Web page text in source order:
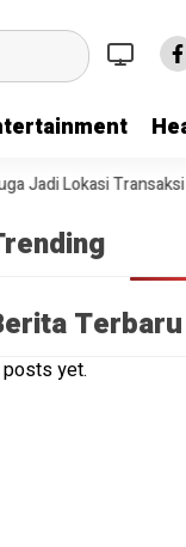
Lokasi Transaksi
Terbaru
posts yet.